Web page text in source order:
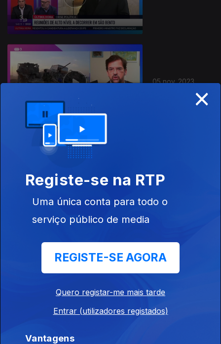
05 nov. 2023
29 out. 2023
×
Registe-se na RTP
Uma única conta para todo o
serviço público de media
REGISTE-SE AGORA
Quero registar-me mais tarde
Entrar (utilizadores registados)
Vantagens